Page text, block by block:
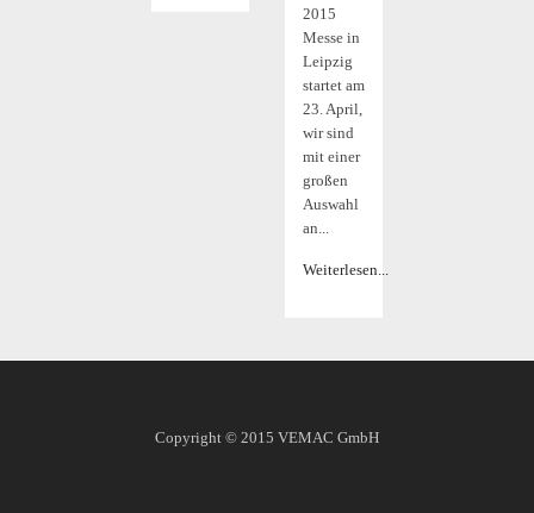
2015
Messe in
Leipzig
startet am
23. April,
wir sind
mit einer
großen
Auswahl
an...
Weiterlesen...
Copyright © 2015 VEMAC GmbH